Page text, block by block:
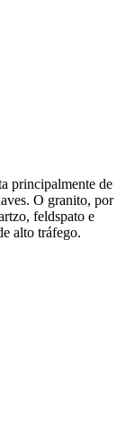
principalmente de
O granito, por
feldspato e
alto tráfego.